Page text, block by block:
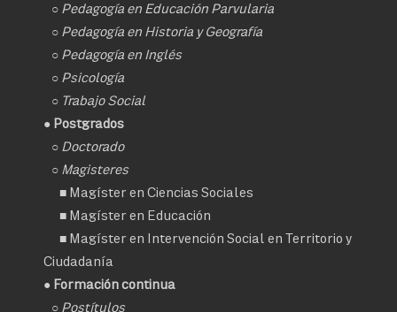
○ Pedagogía en Educación Parvularia
○ Pedagogía en Historia y Geografía
○ Pedagogía en Inglés
○ Psicología
○ Trabajo Social
● Postgrados
○ Doctorado
○ Magisteres
■ Magíster en Ciencias Sociales
■ Magíster en Educación
■ Magíster en Intervención Social en Territorio y
Ciudadanía
● Formación continua
○ Postítulos